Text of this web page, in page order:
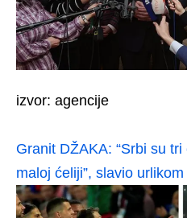
izvor: agencije
Granit DŽAKA: “Srbi su
maloj ćeliji”, slavio urlikom